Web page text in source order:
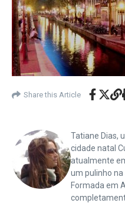
Share this Article
Tatiane Dias,
cidade natal
atualmente
um pulinho
Formada em